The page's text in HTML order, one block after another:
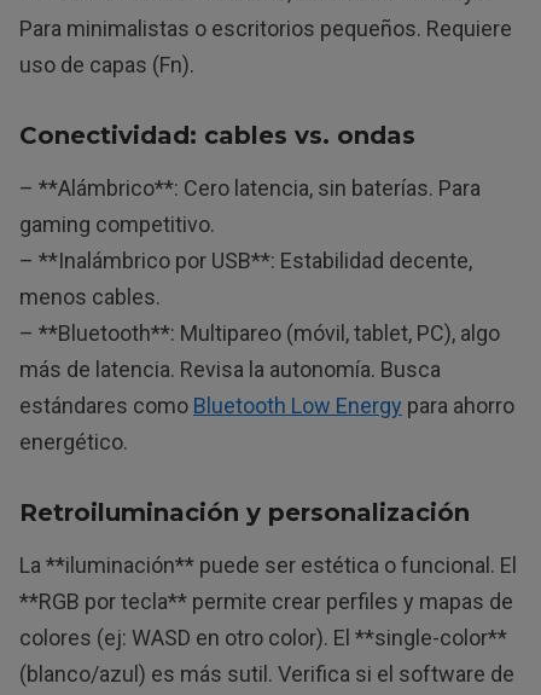
Para minimalistas o escritorios pequeños. Requiere
uso de capas (Fn).
Conectividad: cables vs. ondas
– **Alámbrico**: Cero latencia, sin baterías. Para
gaming competitivo.
– **Inalámbrico por USB**: Estabilidad decente,
menos cables.
– **Bluetooth**: Multipareo (móvil, tablet, PC), algo
más de latencia. Revisa la autonomía. Busca
estándares como Bluetooth Low Energy para ahorro
energético.
Retroiluminación y personalización
La **iluminación** puede ser estética o funcional. El
**RGB por tecla** permite crear perfiles y mapas de
colores (ej: WASD en otro color). El **single-color**
(blanco/azul) es más sutil. Verifica si el software de